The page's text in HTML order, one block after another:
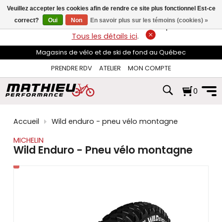
flèches
haut
et
pour
sélectionner
disponible.
Appuyez
pour
au
résultat
de
LIVRAISON GRATUITEsur les commandes de plus de 74$*.
Tous les détails ici.
Magasins de vélo et de ski de fond au Québec
PRENDRE RDV
ATELIER MON COMPTE
0
Accueil
Wild enduro - pneu vélo montagne
MICHELIN
Wild Enduro - Pneu vélo montagne
Veuillez accepter les cookies afin de rendre ce site plus fonctionnel Est-ce
correct?
Oui Non En savoir plus sur les témoins (cookies) »